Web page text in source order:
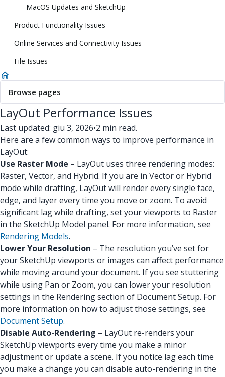
MacOS Updates and SketchUp
Product Functionality Issues
Online Services and Connectivity Issues
File Issues
Browse pages
LayOut Performance Issues
Last updated: giu 3, 2026•2 min read.
Here are a few common ways to improve performance in
LayOut:
Use Raster Mode – LayOut uses three rendering modes:
Raster, Vector, and Hybrid. If you are in Vector or Hybrid
mode while drafting, LayOut will render every single face,
edge, and layer every time you move or zoom. To avoid
significant lag while drafting, set your viewports to Raster
in the SketchUp Model panel. For more information, see
Rendering Models.
Lower Your Resolution – The resolution you’ve set for
your SketchUp viewports or images can affect performance
while moving around your document. If you see stuttering
while using Pan or Zoom, you can lower your resolution
settings in the Rendering section of Document Setup. For
more information on how to adjust those settings, see
Document Setup.
Disable Auto-Rendering – LayOut re-renders your
SketchUp viewports every time you make a minor
adjustment or update a scene. If you notice lag each time
you make a change you can disable auto-rendering in the